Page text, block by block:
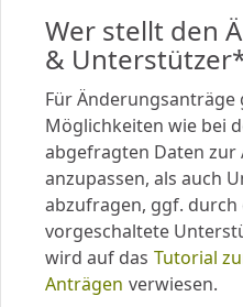
Wer stellt den
&
Für Änderungsanträge
Möglichkeiten wie bei
abgefragten Daten zur
anzupassen, als auch
abzufragen, ggf. durch
vorgeschaltete
wird auf das Tutorial
Anträgen verwiesen.